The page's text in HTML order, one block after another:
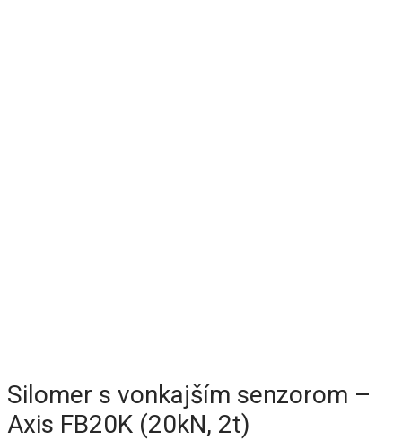
Silomer s vonkajším senzorom –
Axis FB20K (20kN, 2t)